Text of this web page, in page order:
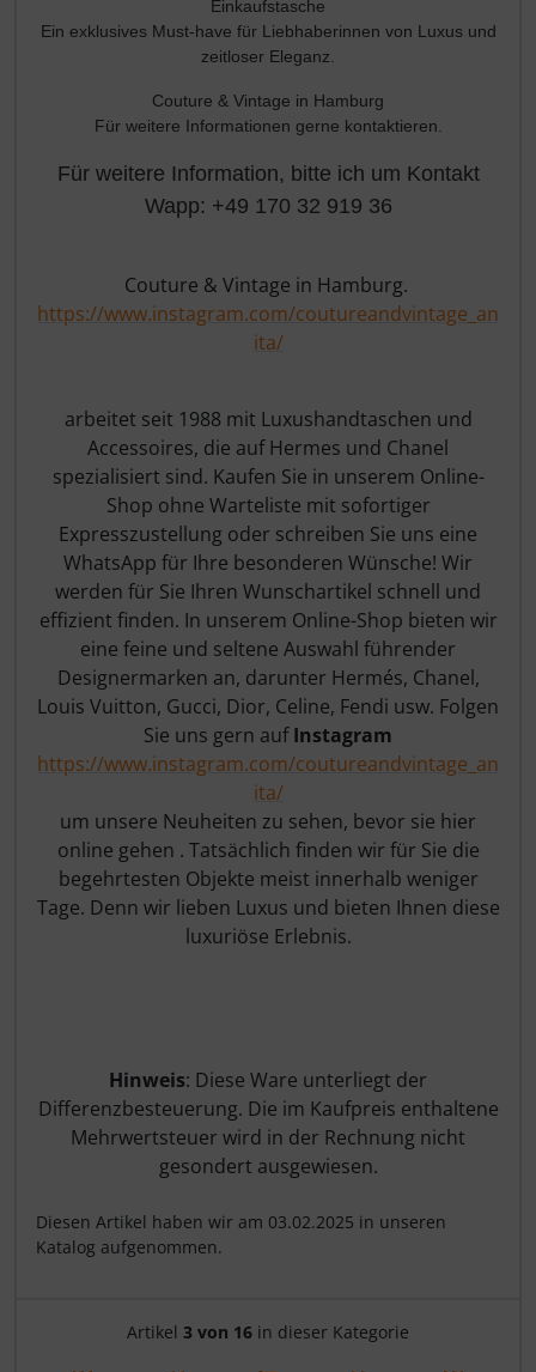
Einkaufstasche
Ein exklusives Must-have für Liebhaberinnen von Luxus und
zeitloser Eleganz.
Couture & Vintage in Hamburg
Für weitere Informationen gerne kontaktieren.
Für weitere Information, bitte ich um Kontakt
Wapp: +49 170 32 919 36
Couture & Vintage in Hamburg.
https://www.instagram.com/coutureandvintage_an
ita/
arbeitet seit 1988 mit Luxushandtaschen und
Accessoires, die auf Hermes und Chanel
spezialisiert sind. Kaufen Sie in unserem Online-
Shop ohne Warteliste mit sofortiger
Expresszustellung oder schreiben Sie uns eine
WhatsApp für Ihre besonderen Wünsche! Wir
werden für Sie Ihren Wunschartikel schnell und
effizient finden. In unserem Online-Shop bieten wir
eine feine und seltene Auswahl führender
Designermarken an, darunter Hermés, Chanel,
Louis Vuitton, Gucci, Dior, Celine, Fendi usw. Folgen
Sie uns gern aufInstagram
https://www.instagram.com/coutureandvintage_an
ita/
um unsere Neuheiten zu sehen, bevor sie hier
online gehen . Tatsächlich finden wir für Sie die
begehrtesten Objekte meist innerhalb weniger
Tage. Denn wir lieben Luxus und bieten Ihnen diese
luxuriöse Erlebnis.
Hinweis: Diese Ware unterliegt der
Differenzbesteuerung. Die im Kaufpreis enthaltene
Mehrwertsteuer wird in der Rechnung nicht
gesondert ausgewiesen.
Diesen Artikel haben wir am 03.02.2025 in unseren
Katalog aufgenommen.
Artikelnavigation innerhalb
Artikel 3 von 16 in dieser Kategorie